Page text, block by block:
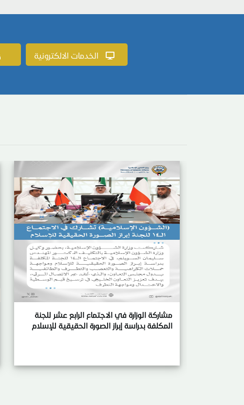
الخدمات الالكترونية
مشاركة الوزارة في الاجتماع الرابع عشر للجنة
المكلفة بدراسة إبراز الصورة الحقيقية للإسلام